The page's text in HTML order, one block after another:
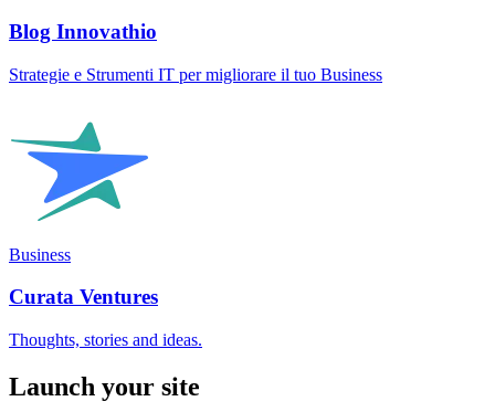
Blog Innovathio
Strategie e Strumenti IT per migliorare il tuo Business
Business
Curata Ventures
Thoughts, stories and ideas.
Launch your site